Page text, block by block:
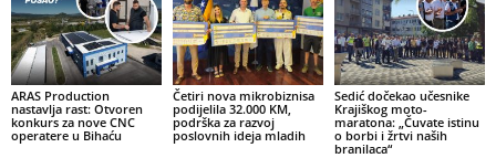
ARAS Production
nastavlja rast: Otvoren
konkurs za nove CNC
operatere u Bihaću
Četiri nova mikrobiznisa
podijelila 32.000 KM,
podrška za razvoj
poslovnih ideja mladih
Sedić dočekao učesnike
Krajiškog moto-
maratona: „Čuvate istinu
o borbi i žrtvi naših
branilaca“